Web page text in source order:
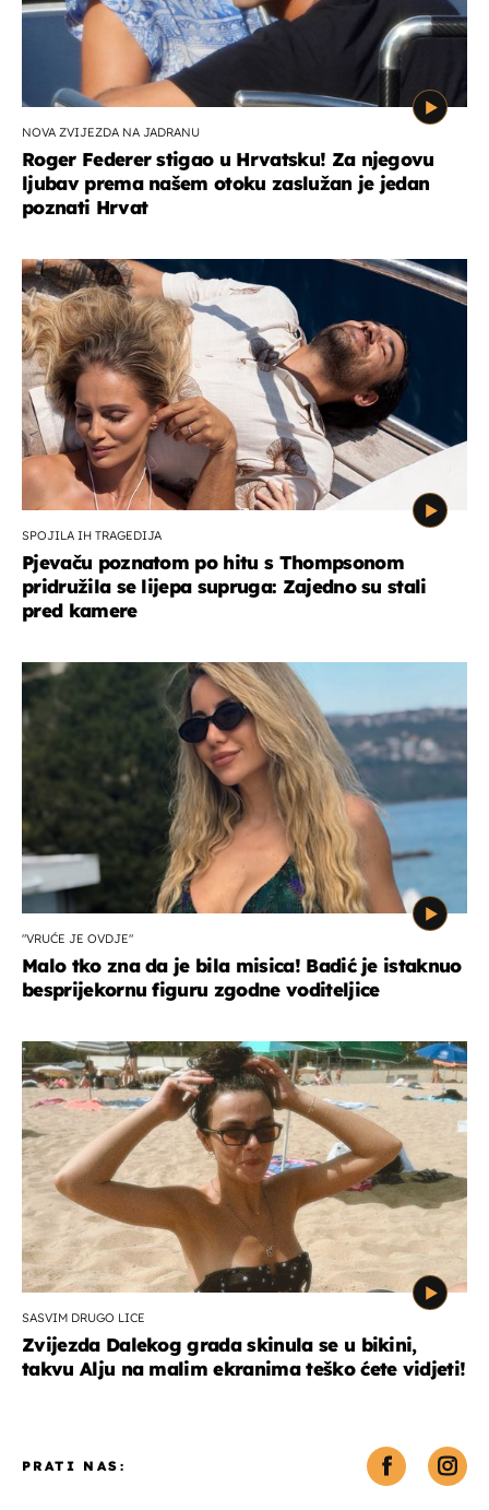
NOVA ZVIJEZDA NA JADRANU
Roger Federer stigao u Hrvatsku! Za njegovu
ljubav prema našem otoku zaslužan je jedan
poznati Hrvat
SPOJILA IH TRAGEDIJA
Pjevaču poznatom po hitu s Thompsonom
pridružila se lijepa supruga: Zajedno su stali
pred kamere
"VRUĆE JE OVDJE"
Malo tko zna da je bila misica! Badić je istaknuo
besprijekornu figuru zgodne voditeljice
SASVIM DRUGO LICE
Zvijezda Dalekog grada skinula se u bikini,
takvu Alju na malim ekranima teško ćete vidjeti!
PRATI NAS: